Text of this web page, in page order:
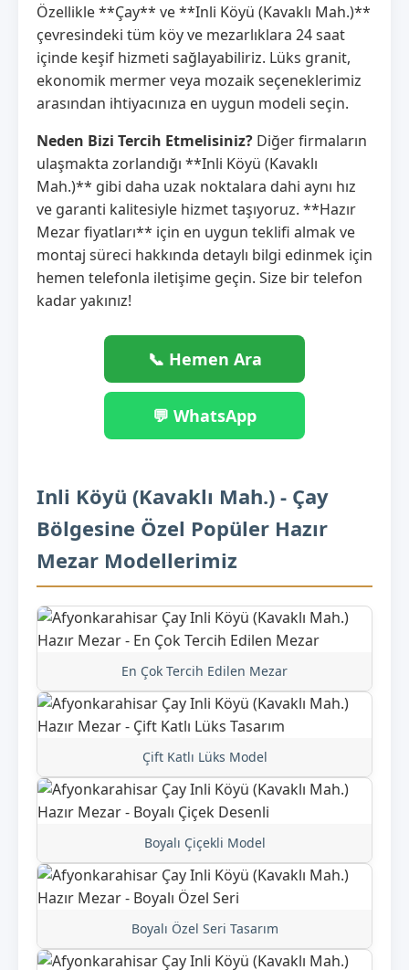
Özellikle **Çay** ve **Inli Köyü (Kavaklı Mah.)**
çevresindeki tüm köy ve mezarlıklara 24 saat
içinde keşif hizmeti sağlayabiliriz. Lüks granit,
ekonomik mermer veya mozaik seçeneklerimiz
arasından ihtiyacınıza en uygun modeli seçin.
Neden Bizi Tercih Etmelisiniz? Diğer firmaların
ulaşmakta zorlandığı **Inli Köyü (Kavaklı
Mah.)** gibi daha uzak noktalara dahi aynı hız
ve garanti kalitesiyle hizmet taşıyoruz. **Hazır
Mezar fiyatları** için en uygun teklifi almak ve
montaj süreci hakkında detaylı bilgi edinmek için
hemen telefonla iletişime geçin. Size bir telefon
kadar yakınız!
📞 Hemen Ara
💬 WhatsApp
Inli Köyü (Kavaklı Mah.) - Çay
Bölgesine Özel Popüler Hazır
Mezar Modellerimiz
En Çok Tercih Edilen Mezar
Çift Katlı Lüks Model
Boyalı Çiçekli Model
Boyalı Özel Seri Tasarım